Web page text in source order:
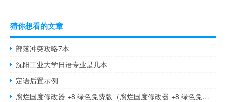
猜你想看的文章
部落冲突攻略7本
沈阳工业大学日语专业是几本
定语后置示例
腐烂国度修改器 +8 绿色免费版（腐烂国度修改器 +8 绿色免费版功能简介）